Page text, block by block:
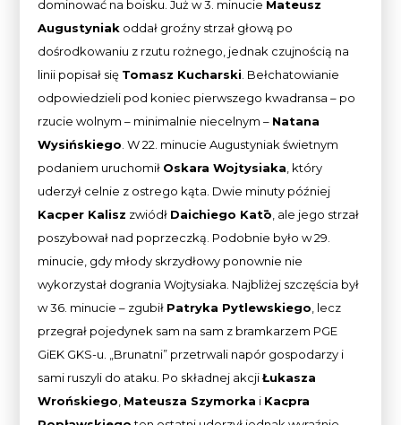
dominować na boisku. Już w 3. minucie Mateusz
Augustyniak oddał groźny strzał głową po
dośrodkowaniu z rzutu rożnego, jednak czujnością na
linii popisał się Tomasz Kucharski . Bełchatowianie
odpowiedzieli pod koniec pierwszego kwadransa – po
rzucie wolnym – minimalnie niecelnym – Natana
Wysińskiego . W 22. minucie Augustyniak świetnym
podaniem uruchomił Oskara Wojtysiaka , który
uderzył celnie z ostrego kąta. Dwie minuty później
Kacper Kalisz zwiódł Daichiego Katō , ale jego strzał
poszybował nad poprzeczką. Podobnie było w 29.
minucie, gdy młody skrzydłowy ponownie nie
wykorzystał dogrania Wojtysiaka. Najbliżej szczęścia był
w 36. minucie – zgubił Patryka Pytlewskiego , lecz
przegrał pojedynek sam na sam z bramkarzem PGE
GiEK GKS-u. „Brunatni” przetrwali napór gospodarzy i
sami ruszyli do ataku. Po składnej akcjiŁukasza
Wrońskiego Mateusza Szymorka i Kacpra